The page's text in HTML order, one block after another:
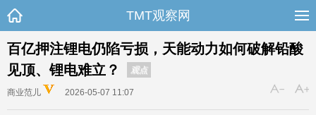
TMT观察网
百亿押注锂电仍陷亏损，天能动力如何破解铅酸
见顶、锂电难立？
观点
商业范儿 2026-05-07 11:07